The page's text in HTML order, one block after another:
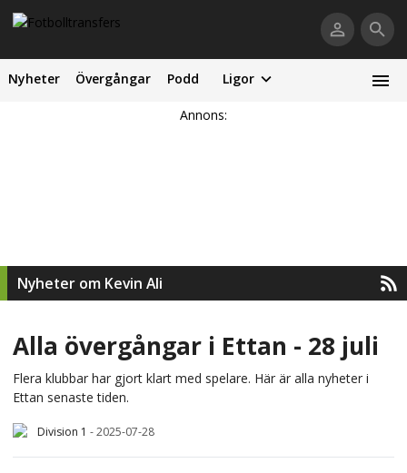
Nyheter Övergångar Podd Ligor
Annons:
Nyheter om Kevin Ali
Alla övergångar i Ettan - 28 juli
Flera klubbar har gjort klart med spelare. Här är alla nyheter i
Ettan senaste tiden.
Division 1 -2025-07-28